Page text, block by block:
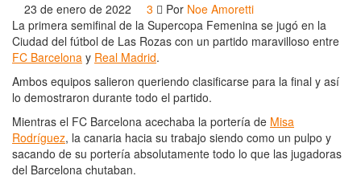
23 de enero de 2022 3 Por Noe Amoretti
La primera semifinal de la Supercopa Femenina se jugó en la
Ciudad del fútbol de Las Rozas con un partido maravilloso entre
FC Barcelona y Real Madrid.
Ambos equipos salieron queriendo clasificarse para la final y así
lo demostraron durante todo el partido.
Mientras el FC Barcelona acechaba la portería de Misa
Rodríguez, la canaria hacia su trabajo siendo como un pulpo y
sacando de su portería absolutamente todo lo que las jugadoras
del Barcelona chutaban.